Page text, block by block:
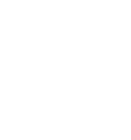
regis, invisibilem
Fide celebravit
ne, qui vastabat
Fide transierunt
aridam terram,